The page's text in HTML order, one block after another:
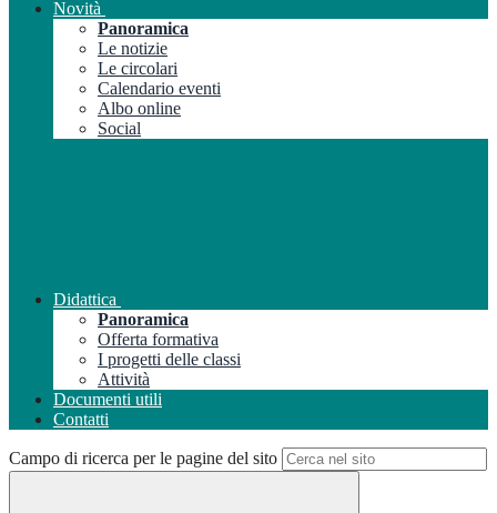
Novità
Panoramica
Le notizie
Le circolari
Calendario eventi
Albo online
Social
Didattica
Panoramica
Offerta formativa
I progetti delle classi
Attività
Documenti utili
Contatti
Campo di ricerca per le pagine del sito